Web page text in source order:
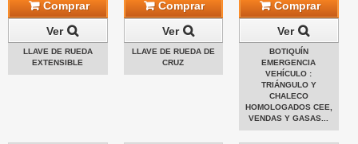
Comprar
Ver
LLAVE DE RUEDA
EXTENSIBLE
Comprar
Ver
LLAVE DE RUEDA DE
CRUZ
Comprar
Ver
BOTIQUÍN
EMERGENCIA
VEHÍCULO :
TRIÁNGULO Y
CHALECO
HOMOLOGADOS CEE,
VENDAS Y GASAS...